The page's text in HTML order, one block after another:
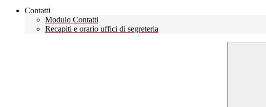
Contatti
Modulo Contatti
Recapiti e orario uffici di segreteria